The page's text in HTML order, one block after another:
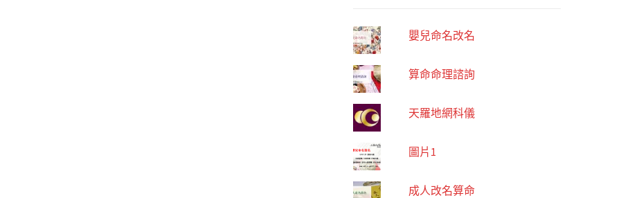
嬰兒命名改名
算命命理諮詢
天羅地網科儀
圖片1
成人改名算命